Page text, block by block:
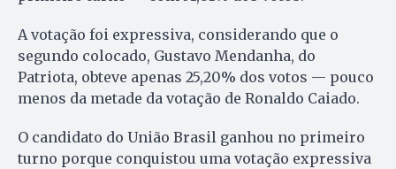
A votação foi expressiva, considerando que o
segundo colocado, Gustavo Mendanha, do
Patriota, obteve apenas 25,20% dos votos — pouco
menos da metade da votação de Ronaldo Caiado.
O candidato do União Brasil ganhou no primeiro
turno porque conquistou uma votação expressiva